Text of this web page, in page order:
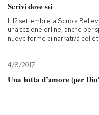
Scrivi dove sei
Il 12 settembre la Scuola
una sezione online, anche per
nuove forme di narrativa
4/8/2017
Una botta d’amore (per